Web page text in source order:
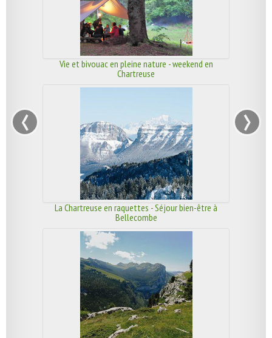
Vie et bivouac en pleine nature - weekend en
Chartreuse
La Chartreuse en raquettes - Séjour bien-être à
Bellecombe
‹ ›